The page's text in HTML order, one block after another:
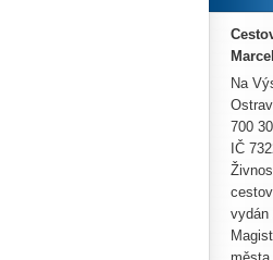
Na
700 30
IČ
vydán